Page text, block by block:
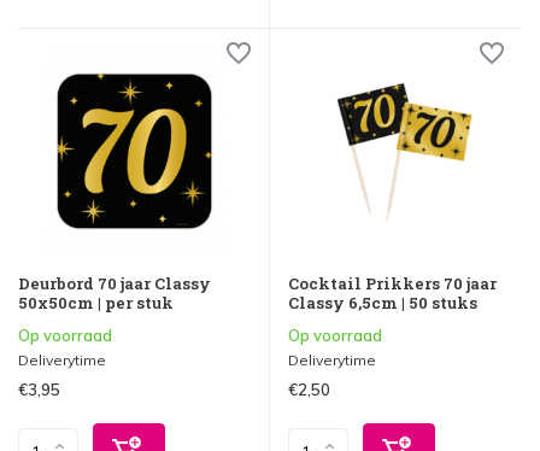
Deurbord 70 jaar Classy
50x50cm | per stuk
Op voorraad
Deliverytime
€3,95
Cocktail Prikkers 70 jaar
Classy 6,5cm | 50 stuks
Op voorraad
Deliverytime
€2,50